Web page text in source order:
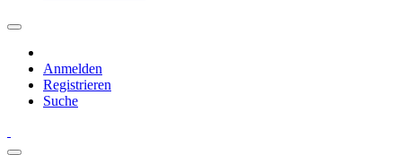
Anmelden
Registrieren
Suche